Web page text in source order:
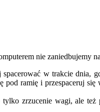
nie zaniedbujemy
w trakcie dnia,
ramię i przespaceruj się
zrzucenie wagi, ale też